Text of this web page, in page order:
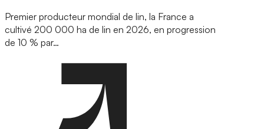
Premier producteur mondial de lin, la France a
cultivé 200 000 ha de lin en 2026, en progression
de 10 % par…